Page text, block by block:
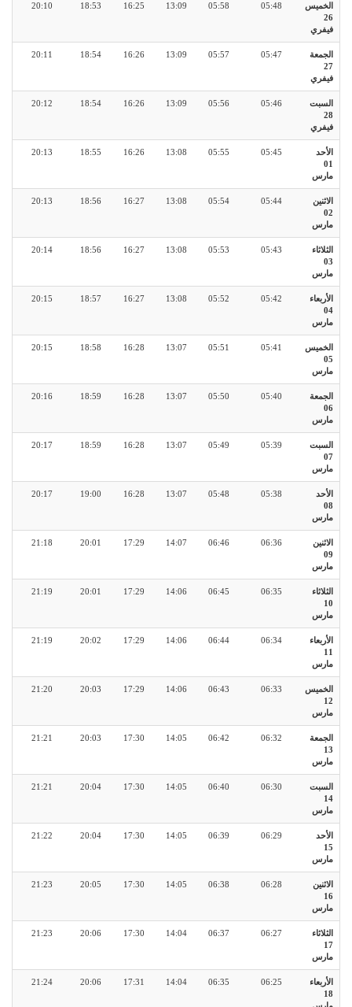
الخميس
26
فيفري
05:48
05:58
13:09
16:25
18:53
20:10
الجمعة
27
فيفري
05:47
05:57
13:09
16:26
18:54
20:11
السبت
28
فيفري
05:46
05:56
13:09
16:26
18:54
20:12
الأحد
01
مارس
05:45
05:55
13:08
16:26
18:55
20:13
الاثنين
02
مارس
05:44
05:54
13:08
16:27
18:56
20:13
الثلاثاء
03
مارس
05:43
05:53
13:08
16:27
18:56
20:14
الأربعاء
04
مارس
05:42
05:52
13:08
16:27
18:57
20:15
الخميس
05
مارس
05:41
05:51
13:07
16:28
18:58
20:15
الجمعة
06
مارس
05:40
05:50
13:07
16:28
18:59
20:16
السبت
07
مارس
05:39
05:49
13:07
16:28
18:59
20:17
الأحد
08
مارس
05:38
05:48
13:07
16:28
19:00
20:17
الاثنين
09
مارس
06:36
06:46
14:07
17:29
20:01
21:18
الثلاثاء
10
مارس
06:35
06:45
14:06
17:29
20:01
21:19
الأربعاء
11
مارس
06:34
06:44
14:06
17:29
20:02
21:19
الخميس
12
مارس
06:33
06:43
14:06
17:29
20:03
21:20
الجمعة
13
مارس
06:32
06:42
14:05
17:30
20:03
21:21
السبت
14
مارس
06:30
06:40
14:05
17:30
20:04
21:21
الأحد
15
مارس
06:29
06:39
14:05
17:30
20:04
21:22
الاثنين
16
مارس
06:28
06:38
14:05
17:30
20:05
21:23
الثلاثاء
17
مارس
06:27
06:37
14:04
17:30
20:06
21:23
الأربعاء
18
06:25
06:35
14:04
17:31
20:06
21:24